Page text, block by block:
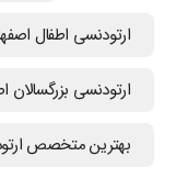
ارتودنسي اطفال
ارتودنسی بزرگسالان
بهترین متخصص